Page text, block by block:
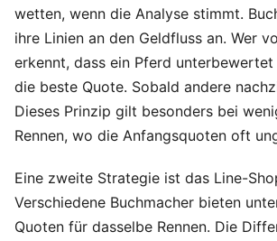
wetten, wenn die Analyse stimmt.
ihre Linien an den Geldfluss an. Wer
erkennt, dass ein Pferd
die beste Quote. Sobald andere
Dieses Prinzip gilt besonders bei
Rennen, wo die Anfangsquoten oft
Eine zweite Strategie ist das Line-
Verschiedene Buchmacher bieten
Quoten für dasselbe Rennen. Die